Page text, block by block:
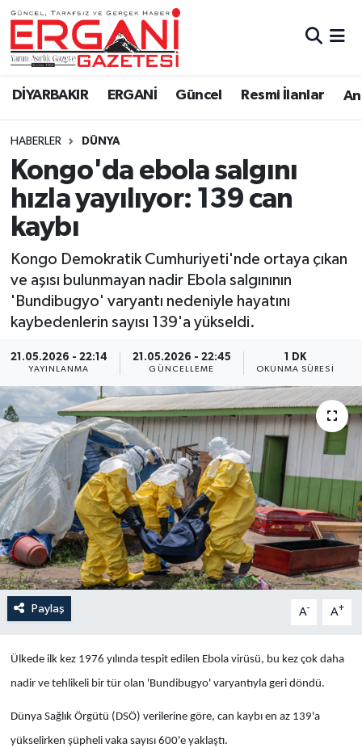
DİYARBAKIR ERGANİ Güncel Resmi İlanlar
HABERLER DÜNYA
Kongo'da ebola salgını
hızla yayılıyor: 139 can
kaybı
Kongo Demokratik Cumhuriyeti'nde ortaya çıkan
ve aşısı bulunmayan nadir Ebola salgınının
'Bundibugyo' varyantı nedeniyle hayatını
kaybedenlerin sayısı 139'a yükseldi.
21.05.2026 - 22:14
YAYINLANMA
21.05.2026 - 22:45
GÜNCELLEME
1 DK
OKUNMA SÜRESI
Paylaş A- A+
Ülkede ilk kez 1976 yılında tespit edilen Ebola virüsü, bu kez çok daha
nadir ve tehlikeli bir tür olan 'Bundibugyo' varyantıyla geri döndü.
Dünya Sağlık Örgütü (DSÖ) verilerine göre, can kaybı en az 139'a
yükselirken şüpheli vaka sayısı 600'e yaklaştı.
DİYARBAKIR
BİSMİL
BAĞLAR
ERGANİ
Güncel
Eği̇ti̇m
Resmi İlanlar
Sağlık
Si̇yaset
Spor
Yaşam
Anali̇z
Bi̇li̇m & Teknoloji̇
Dünya
Eği̇ti̇m
Ergani Nöbetçi Eczaneler
Ergani Hava Durumu
Ergani Trafik Yoğunluk Haritası
Süper Lig Puan Durumu ve Fikstür
Tüm Manşetler
Son Dakika Haberleri
Haber Arşivi